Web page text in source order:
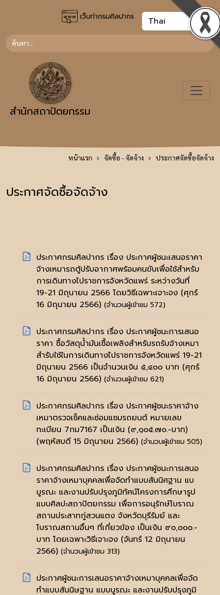
เว็บท่ากรมศิลปากร
สำนักสถาปัตยกรรม
หน้าแรก จัดซื้อ - จัดจ้าง ประกาศจัดซื้อจัดจ้าง
ประกาศจัดซื้อจัดจ้าง
ประกาศกรมศิลปากร เรื่อง ประกาศผู้ชนะเสนอราคา
จ้างเหมารถตู้ปรับอากาศพร้อมคนขับเพื่อใช้สำหรับ
การเดินทางไปราชการจังหวัดแพร่ ระหว่างวันที่
19-21 มิถุนายน 2566 โดยวิธีเฉพาะเจาะจง (ศุกร์
16 มิถุนายน 2566) (จำนวนผู้เข้าชม 572)
ประกาศกรมศิลปากร เรื่อง ประกาศผู้ชนะการเสนอ
ราคา ซื้อวัสดุน้ำมันเชื้อเพลิงสำหรับรถรับจ้างเหมา
สำรับใช้ในการเดินทางไปราชการจังหวัดแพร่ 19-21
มิถุนายน 2566 เป็นจำนวนเงิน ๕,๔๐๐ บาท (ศุกร์
16 มิถุนายน 2566) (จำนวนผู้เข้าชม 621)
ประกาศกรมศิลปากร เรื่อง ประกาศผู้ชนะราคาจ้าง
เหมาตรวจเช็คและซ่อมแซมรถยนต์ หมายเลข
ทะเบียน 7กม7167 เป็นเงิน (๙,๑๐๕.๗๐.-บาท)
(พฤหัสบดี 15 มิถุนายน 2566) (จำนวนผู้เข้าชม 505)
ประกาศกรมศิลปากร เรื่อง ประกาศผู้ชนะการเสนอ
ราคาจ้างเหมาบุคคลเพื่อจัดทำแบบสันนิศฐาน แบ
บูรณะ และงานปรับปรุงภูมิทัศน์โครงการศึกษารูป
แบบศิลปะสถาปัตยกรรม เพื่อการอนุรักษ์โบราณ
สถานประสาทกู่สวนแตง จังหวัดบุรีรัมย์ และ
โบราณสถานอื่นๆ ที่เกี่ยวข้อง เป็นเงิน ๙๐,๐๐๐.-
บาท โดยเฉพาะวิธีเจาะจง (จันทร์ 12 มิถุนายน
2566) (จำนวนผู้เข้าชม 313)
ประกาศผู้ชนะการเสนอราคาจ้างเหมาบุคคลเพื่อจัด
ทำแบบสันนิษฐาน แบบบูรณะ และงานปรับปรุงภูมิ